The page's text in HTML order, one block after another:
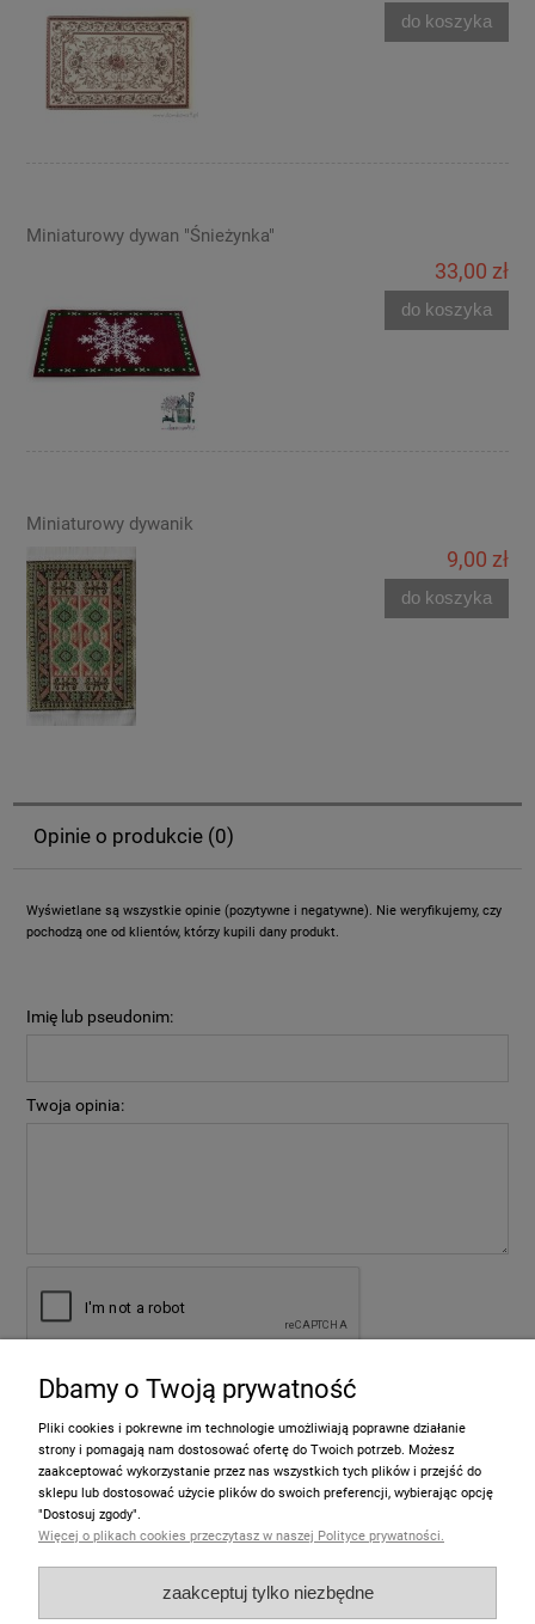
do koszyka
Miniaturowy dywan "Śnieżynka"
33,00 zł
do koszyka
Miniaturowy dywanik
9,00 zł
do koszyka
Opinie o produkcie (0)
Wyświetlane są wszystkie opinie (pozytywne i negatywne). Nie weryfikujemy, czy
pochodzą one od klientów, którzy kupili dany produkt.
Imię lub pseudonim:
Twoja opinia:
Informacje
Moje konto
Dbamy o Twoją prywatność
Pliki cookies i pokrewne im technologie umożliwiają poprawne działanie
strony i pomagają nam dostosować ofertę do Twoich potrzeb. Możesz
zaakceptować wykorzystanie przez nas wszystkich tych plików i przejść do
sklepu lub dostosować użycie plików do swoich preferencji, wybierając opcję
"Dostosuj zgody".
Więcej o plikach cookies przeczytasz w naszej Polityce prywatności.
zaakceptuj tylko niezbędne